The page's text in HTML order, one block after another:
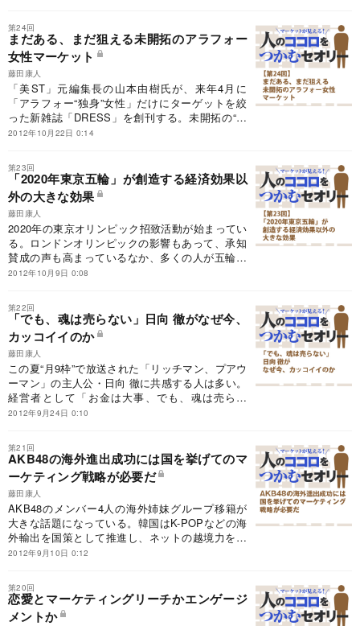
かを考えていこう。
第24回
まだある、まだ狙える未開拓のアラフォー
女性マーケット
藤田康人
「美ST」元編集長の山本由樹氏が、来年4月に
「アラフォー“独身”女性」だけにターゲットを絞
った新雑誌「DRESS」を創刊する。未開拓の“独
身”マーケットに何を投入するのか。「美魔女ブー
2012年10月22日 0:14
第23回
「2020年東京五輪」が創造する経済効果以
外の大きな効果
藤田康人
2020年の東京オリンピック招致活動が始まってい
る。ロンドンオリンピックの影響もあって、承知
賛成の声も高まっているなか、多くの人が五輪に
期待することははやり経済効果のようだ。しか
りつくせない特別な意味がある。
2012年10月9日 0:08
第22回
「でも、魂は売らない」日向 徹がなぜ今、
カッコイイのか
藤田康人
この夏“月9枠”で放送された「リッチマン、プアウ
ーマン」の主人公・日向 徹に共感する人は多い。
経営者として「お金は大事、でも、魂は売らな
い」という彼の矜持が、不透明な時代のリーダー
気にメッセージを投げかけてきた“月9”ドラマの視
点に学ぶ。
2012年9月24日 0:10
第21回
AKB48の海外進出成功には国を挙げてのマ
ーケティング戦略が必要だ
藤田康人
AKB48のメンバー4人の海外姉妹グループ移籍が
大きな話題になっている。韓国はK-POPなどの海
外輸出を国策として推進し、ネットの越境力を活
用して世界に通じるコンテンツ産業にまで育て上
業がグローバルマーケットを獲得する起爆剤とな
るか。
2012年9月10日 0:12
第20回
恋愛とマーケティングリーチかエンゲージ
メントか